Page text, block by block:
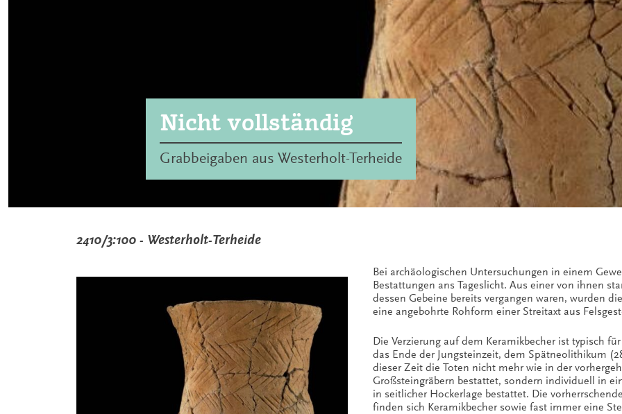
Nicht vollständig
Grabbeigaben aus Westerholt-Terheide
2410/3:100 - Westerholt-Terheide
Bei archäologischen Untersuchungen in einem
Bestattungen ans Tageslicht. Aus einer von ihnen
dessen Gebeine bereits vergangen waren, wurden
eine angebohrte Rohform einer Streitaxt aus
Die Verzierung auf dem Keramikbecher ist typisch
das Ende der Jungsteinzeit, dem Spätneolithikum
dieser Zeit die Toten nicht mehr wie in der
Großsteingräbern bestattet, sondern individuell in
in seitlicher Hockerlage bestattet. Die
finden sich Keramikbecher sowie fast immer eine